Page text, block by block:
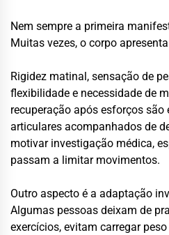
Nem sempre a primeira
Muitas vezes, o corpo
Rigidez matinal, sensação de
flexibilidade e necessidade de
recuperação após esforços
articulares acompanhados de
motivar investigação médica,
passam a limitar movimentos.
Outro aspecto é a adaptação
Algumas pessoas deixam de
exercícios, evitam carregar